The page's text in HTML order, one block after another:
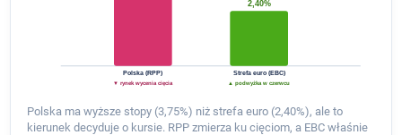
Polska (RPP)
▼ rynek wycenia cięcia
2,40%
Strefa euro (EBC)
▲ podwyżka w czerwcu
Polska ma wyższe stopy (3,75%) niż strefa euro (2,40%), ale to
kierunek decyduje o kursie. RPP zmierza ku cięciom, a EBC właśnie